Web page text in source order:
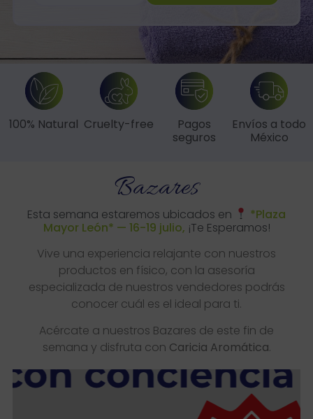
100% Natural Cruelty-free
Pagos
seguros
Envíos a todo
México
Bazares
Esta semana estaremos ubicados en
*Plaza
Mayor León* — 16-19 julio, 11¡Te Esperamos!
Vive una experiencia relajante con nuestros
productos en físico, con la asesoría
especializada de nuestros vendedores podrás
conocer cuál es el ideal para ti.
Acércate a nuestros Bazares de este fin de
semana y disfruta con Caricia Aromática.